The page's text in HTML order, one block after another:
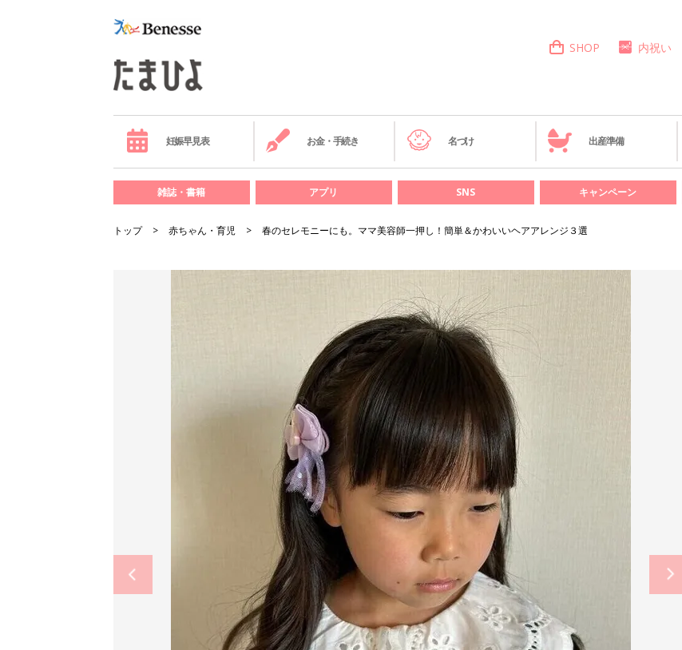
SHOP 内祝い
妊娠早見表 お金・手続き 名づけ 出産準備
雑誌・書籍 アプリ SNS キャンペーン
トップ 赤ちゃん・育児 春のセレモニーにも。ママ美容師一押し！簡単＆かわいいヘアアレンジ３選